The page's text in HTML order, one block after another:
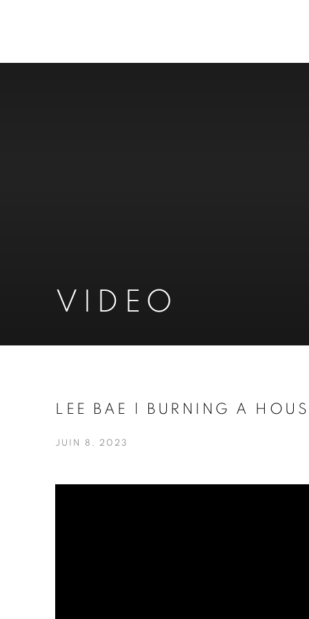
VIDEO
LEE BAE | BURNING A
JUIN 8, 2023